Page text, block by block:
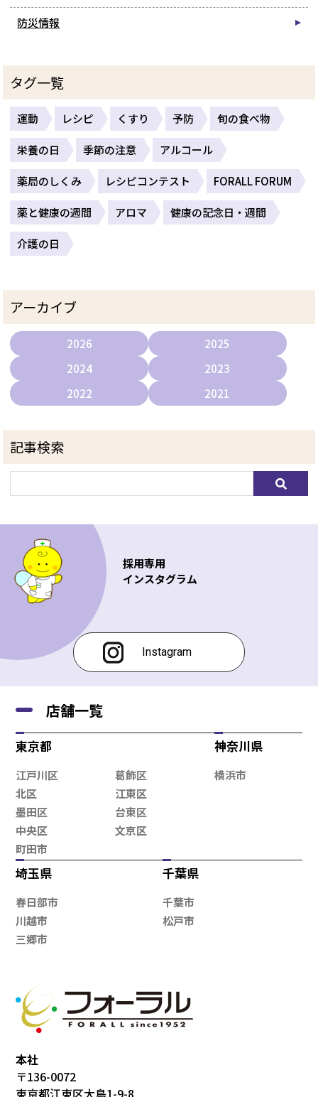
防災情報
タグ一覧
運動 レシピ くすり 予防 旬の食べ物
栄養の日 季節の注意 アルコール
薬局のしくみ レシピコンテスト FORALL FORUM
薬と健康の週間 アロマ 健康の記念日・週間
介護の日
アーカイブ
2026
2025
2024
2023
2022
2021
記事検索
採用専用
インスタグラム
Instagram
店舗一覧
東京都
江戸川区
葛飾区
北区
江東区
墨田区
台東区
中央区
文京区
町田市
神奈川県
横浜市
埼玉県
春日部市
川越市
三郷市
千葉県
千葉市
松戸市
本社
〒136-0072
東京都江東区大島1-9-8